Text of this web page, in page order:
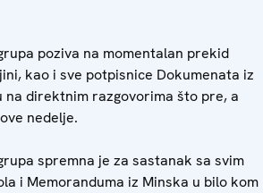
poziva na momentalan prekid
kao i sve potpisnice Dokumenata iz
na direktnim razgovorima što pre, a
nedelje.
spremna je za sastanak sa svim
i Memoranduma iz Minska u bilo kom